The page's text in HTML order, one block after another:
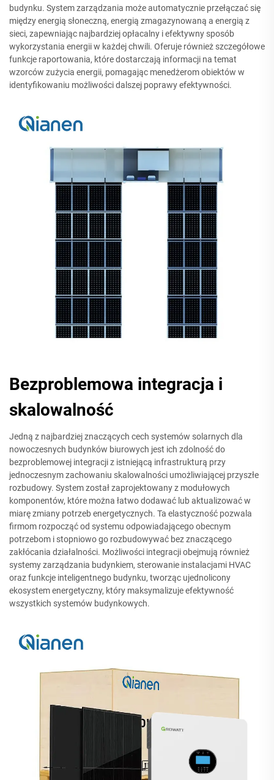
budynku. System zarządzania może automatycznie przełączać się
między energią słoneczną, energią zmagazynowaną a energią z
sieci, zapewniając najbardziej opłacalny i efektywny sposób
wykorzystania energii w każdej chwili. Oferuje również szczegółowe
funkcje raportowania, które dostarczają informacji na temat
wzorców zużycia energii, pomagając menedżerom obiektów w
identyfikowaniu możliwości dalszej poprawy efektywności.
Bezproblemowa integracja i
skalowalność
Jedną z najbardziej znaczących cech systemów solarnych dla
nowoczesnych budynków biurowych jest ich zdolność do
bezproblemowej integracji z istniejącą infrastrukturą przy
jednoczesnym zachowaniu skalowalności umożliwiającej przyszłe
rozbudowy. System został zaprojektowany z modułowych
komponentów, które można łatwo dodawać lub aktualizować w
miarę zmiany potrzeb energetycznych. Ta elastyczność pozwala
firmom rozpocząć od systemu odpowiadającego obecnym
potrzebom i stopniowo go rozbudowywać bez znaczącego
zakłócania działalności. Możliwości integracji obejmują również
systemy zarządzania budynkiem, sterowanie instalacjami HVAC
oraz funkcje inteligentnego budynku, tworząc ujednolicony
ekosystem energetyczny, który maksymalizuje efektywność
wszystkich systemów budynkowych.